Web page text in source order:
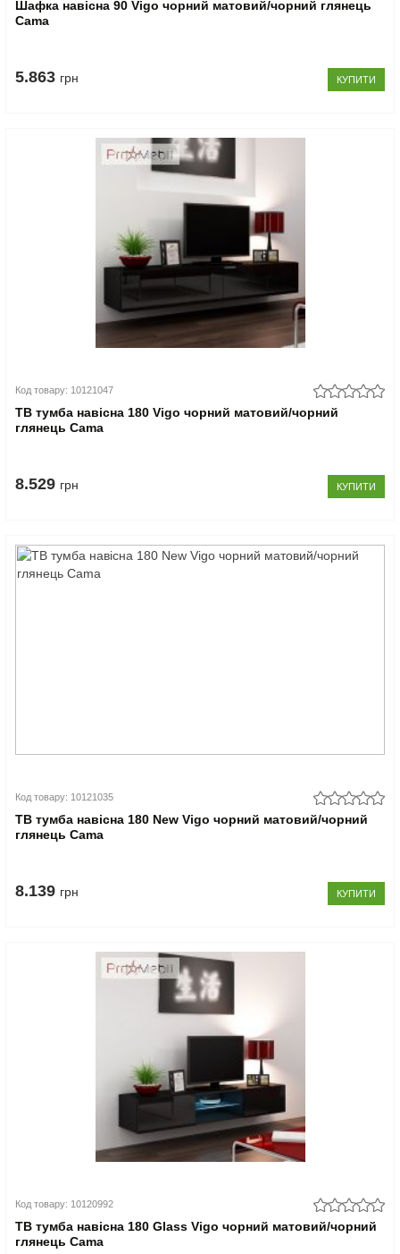
Шафка навісна 90 Vigo чорний матовий/чорний глянець
Cama
5.863 грн КУПИТИ
Код товару: 10121047
ТВ тумба навісна 180 Vigo чорний матовий/чорний
глянець Cama
8.529 грн КУПИТИ
Код товару: 10121035
ТВ тумба навісна 180 New Vigo чорний матовий/чорний
глянець Cama
8.139 грн КУПИТИ
Код товару: 10120992
ТВ тумба навісна 180 Glass Vigo чорний матовий/чорний
глянець Cama